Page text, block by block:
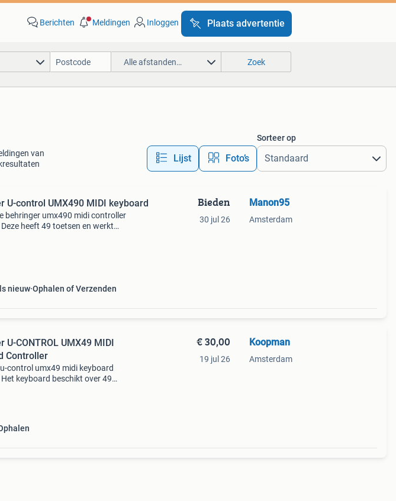
Berichten Meldingen Inloggen Plaats advertentie
Alle afstanden… Zoek
van
Lijst Foto’s
Sorteer op
U-control UMX490 MIDI keyboard
behringer umx490 midi controller
heeft 49 toetsen en werkt
nieuw Ophalen of Verzenden
Bieden
30 jul 26
Manon95
Amsterdam
U-CONTROL UMX49 MIDI
Controller
control umx49 midi keyboard
keyboard beschikt over 49
€ 30,00
19 jul 26
Koopman
Amsterdam